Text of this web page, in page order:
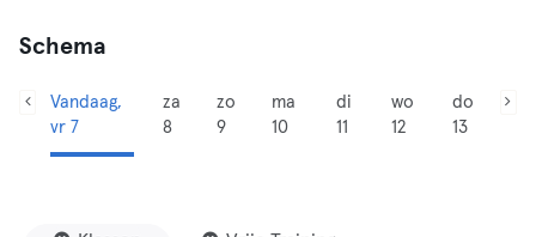
Schema
Vandaag,
vr 7
za
8
zo
9
ma
10
di
11
wo
12
do
13